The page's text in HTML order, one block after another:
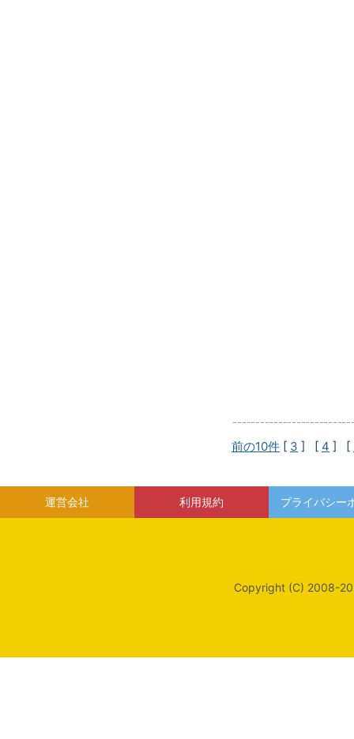
前の10件 [ 3 ] [ 4 ] [
運営会社 利用規約 プライバシー
Copyright (C) 2008-